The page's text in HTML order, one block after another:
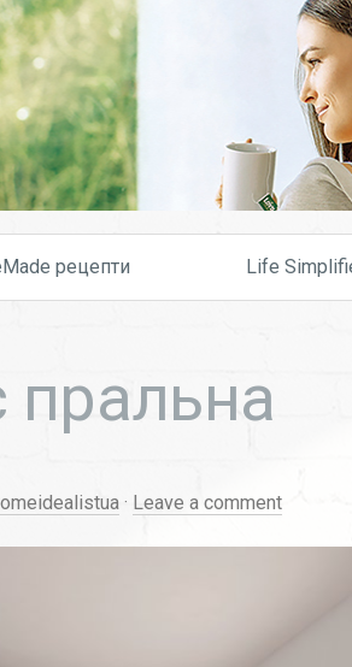
рецепти Life
· Leave a comment